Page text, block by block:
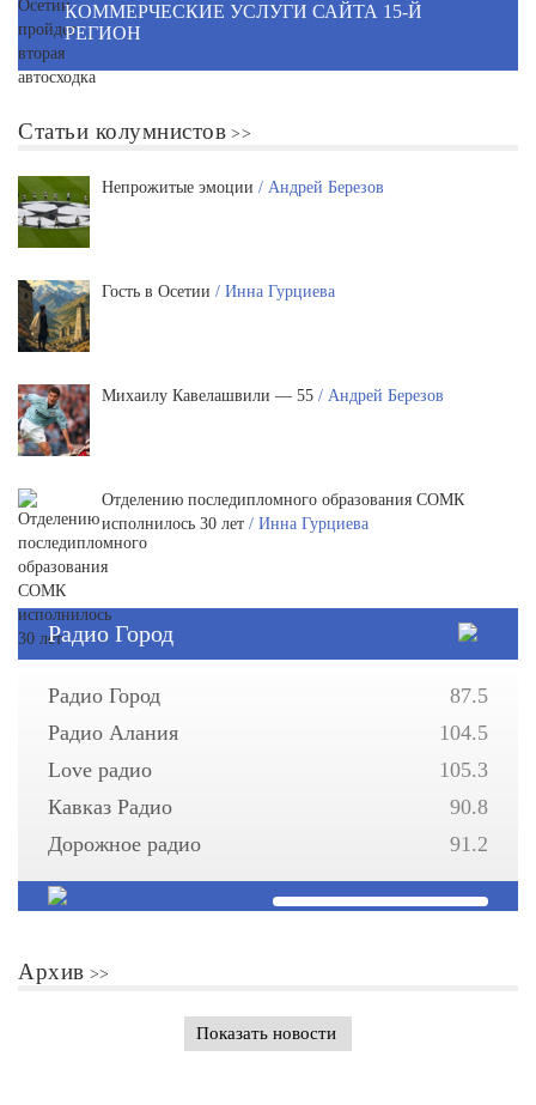
КОММЕРЧЕСКИЕ УСЛУГИ САЙТА 15-Й
РЕГИОН
Статьи колумнистов
Непрожитые эмоции / Андрей Березов
Гость в Осетии / Инна Гурциева
Михаилу Кавелашвили — 55 / Андрей Березов
Отделению последипломного образования СОМК
исполнилось 30 лет / Инна Гурциева
Радио Город
Радио Город
87.5
Радио Алания
104.5
Love радио
105.3
Кавказ Радио
90.8
Дорожное радио
91.2
Архив
Показать новости